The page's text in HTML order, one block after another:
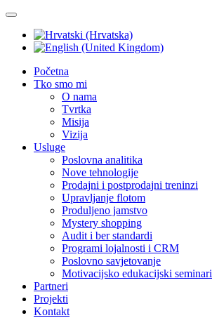
Početna
Tko smo mi
O nama
Tvrtka
Misija
Vizija
Usluge
Poslovna analitika
Nove tehnologije
Prodajni i postprodajni treninzi
Upravljanje flotom
Produljeno jamstvo
Mystery shopping
Audit i ber standardi
Programi lojalnosti i CRM
Poslovno savjetovanje
Motivacijsko edukacijski seminari
Partneri
Projekti
Kontakt